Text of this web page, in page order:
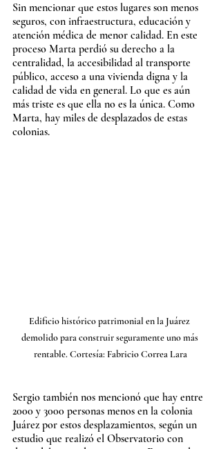
Sin mencionar que estos lugares son menos
seguros, con infraestructura, educación y
atención médica de menor calidad. En este
proceso Marta perdió su derecho a la
centralidad, la accesibilidad al transporte
público, acceso a una vivienda digna y la
calidad de vida en general. Lo que es aún
más triste es que ella no es la única. Como
Marta, hay miles de desplazados de estas
colonias.
Edificio histórico patrimonial en la Juárez
demolido para construir seguramente uno más
rentable. Cortesía: Fabricio Correa Lara
Sergio también nos mencionó que hay entre
2000 y 3000 personas menos en la colonia
Juárez por estos desplazamientos, según un
estudio que realizó el Observatorio con